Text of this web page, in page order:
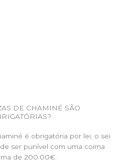
DE CHAMINÉ SÃO
é obrigatória por lei, o sei
ser punível com uma coima
de 200.00€.